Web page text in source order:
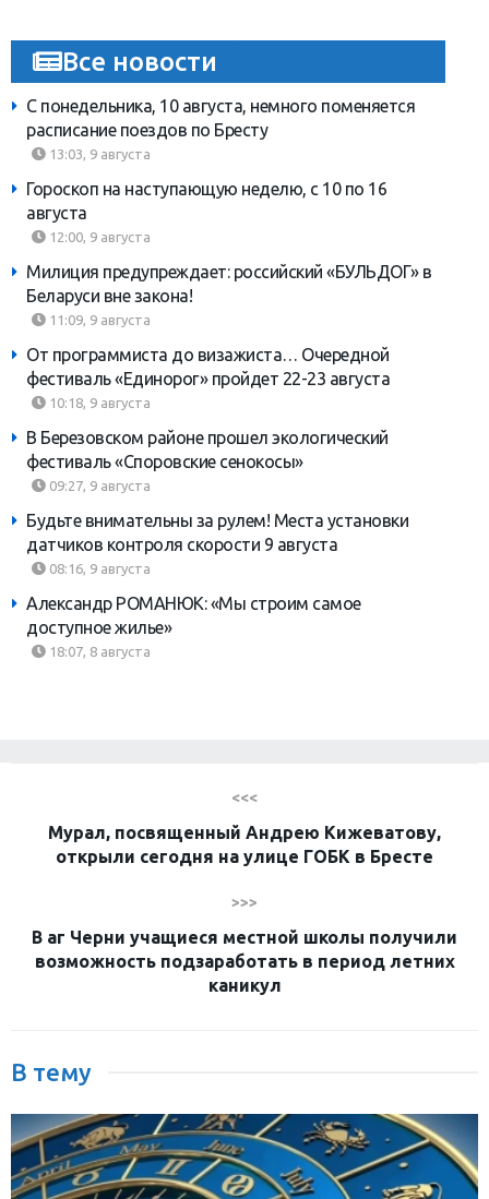
Все новости
С понедельника, 10 августа, немного поменяется
расписание поездов по Бресту
13:03, 9 августа
Гороскоп на наступающую неделю, с 10 по 16
августа
12:00, 9 августа
Милиция предупреждает: российский «БУЛЬДОГ» в
Беларуси вне закона!
11:09, 9 августа
От программиста до визажиста… Очередной
фестиваль «Единорог» пройдет 22-23 августа
10:18, 9 августа
В Березовском районе прошел экологический
фестиваль «Споровские сенокосы»
09:27, 9 августа
Будьте внимательны за рулем! Места установки
датчиков контроля скорости 9 августа
08:16, 9 августа
Александр РОМАНЮК: «Мы строим самое
доступное жилье»
18:07, 8 августа
<<<
Мурал, посвященный Андрею Кижеватову,
открыли сегодня на улице ГОБК в Бресте
>>>
В аг Черни учащиеся местной школы получили
возможность подзаработать в период летних
каникул
В тему